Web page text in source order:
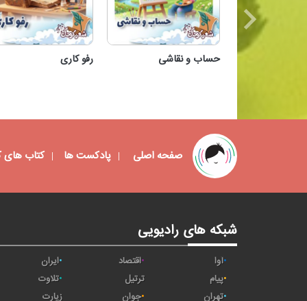
حساب و نقاشی رفو کاری
صفحه اصلی پادکست ها کتاب
شبکه های رادیویی
آوا اقتصاد
ایران
پیام
ترتیل
تلاوت
تهران
جوان زیارت